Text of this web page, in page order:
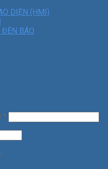
DIỆN (HMI)
ĐÈN BÁO
*